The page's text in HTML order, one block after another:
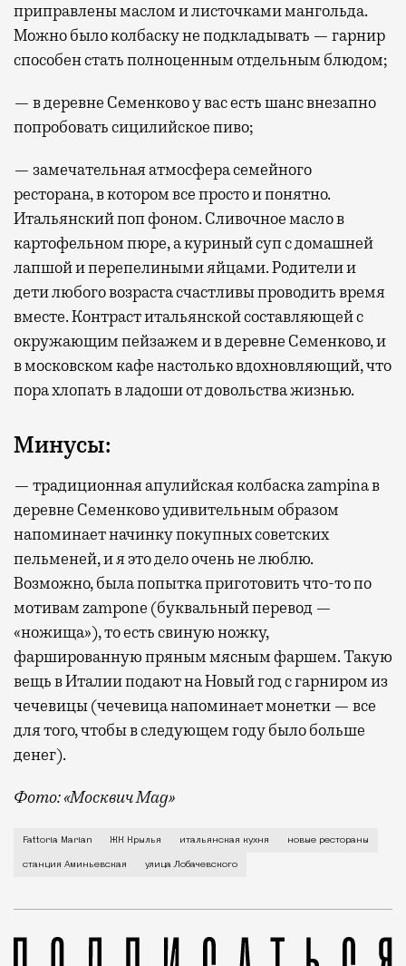
приправлены маслом и листочками мангольда.
Можно было колбаску не подкладывать — гарнир
способен стать полноценным отдельным блюдом;
— в деревне Семенково у вас есть шанс внезапно
попробовать сицилийское пиво;
— замечательная атмосфера семейного
ресторана, в котором все просто и понятно.
Итальянский поп фоном. Сливочное масло в
картофельном пюре, а куриный суп с домашней
лапшой и перепелиными яйцами. Родители и
дети любого возраста счастливы проводить время
вместе. Контраст итальянской составляющей с
окружающим пейзажем и в деревне Семенково, и
в московском кафе настолько вдохновляющий, что
пора хлопать в ладоши от довольства жизнью.
Минусы:
— традиционная апулийская колбаска zampina в
деревне Семенково удивительным образом
напоминает начинку покупных советских
пельменей, и я это дело очень не люблю.
Возможно, была попытка приготовить что-то по
мотивам zampone (буквальный перевод —
«ножища»), то есть свиную ножку,
фаршированную пряным мясным фаршем. Такую
вещь в Италии подают на Новый год с гарниром из
чечевицы (чечевица напоминает монетки — все
для того, чтобы в следующем году было больше
денег).
Фото: «Москвич Mag»
Настоящая итальянская ферма и кафе при ней
Fattoria Marian ЖК Крылья итальянская кухня новые рестораны
станция Аминьевская улица Лобачевского